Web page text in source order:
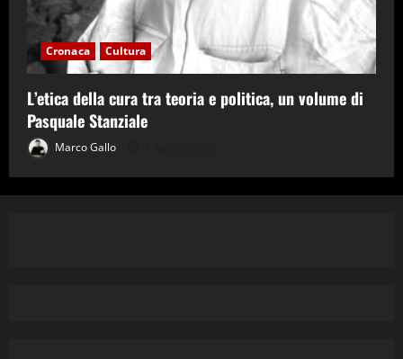
Cronaca Cultura
L’etica della cura tra teoria e politica, un volume di
Pasquale Stanziale
Marco Gallo